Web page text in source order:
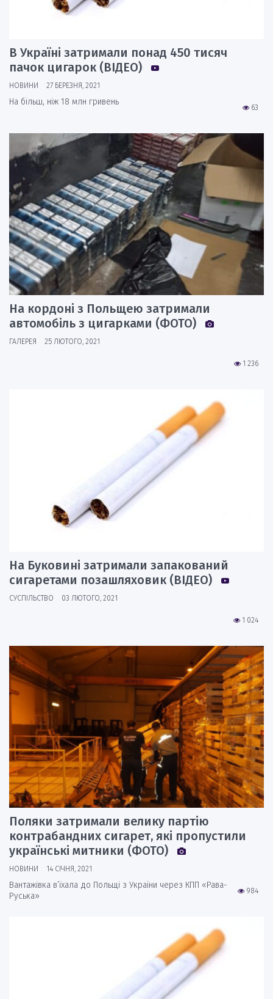
В Україні затримали понад 450 тисяч
пачок цигарок (ВІДЕО)
НОВИНИ 27 БЕРЕЗНЯ, 2021
63
На більш, ніж 18 млн гривень
На кордоні з Польщею затримали
автомобіль з цигарками (ФОТО)
ГАЛЕРЕЯ 25 ЛЮТОГО, 2021
1 236
На Буковині затримали запакований
сигаретами позашляховик (ВІДЕО)
СУСПІЛЬСТВО 03 ЛЮТОГО, 2021
1 024
Поляки затримали велику партію
контрабандних сигарет, які пропустили
українські митники (ФОТО)
НОВИНИ 14 СІЧНЯ, 2021
984
Вантажівка в’їхала до Польщі з України через КПП «Рава-
Руська»